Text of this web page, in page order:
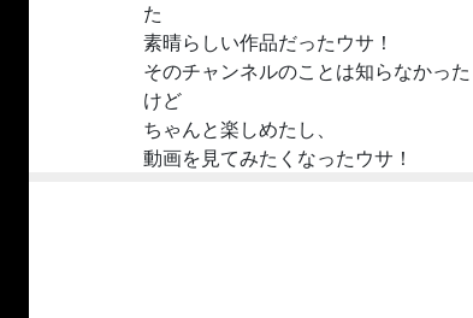
た
素晴らしい作品だったウサ！
そのチャンネルのことは知らなかった
けど
ちゃんと楽しめたし、
動画を見てみたくなったウサ！